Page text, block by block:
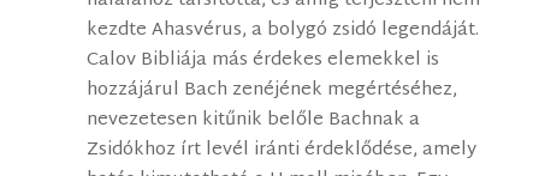
kezdte Ahasvérus, a bolygó zsidó legendáját.
Calov Bibliája más érdekes elemekkel is
hozzájárul Bach zenéjének megértéséhez,
nevezetesen kitűnik belőle Bachnak a
Zsidókhoz írt levél iránti érdeklődése, amely